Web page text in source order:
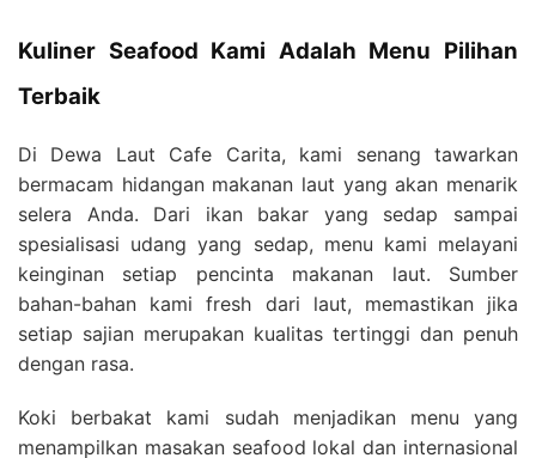
Kuliner Seafood Kami Adalah Menu Pilihan
Terbaik
Di Dewa Laut Cafe Carita, kami senang tawarkan
bermacam hidangan makanan laut yang akan menarik
selera Anda. Dari ikan bakar yang sedap sampai
spesialisasi udang yang sedap, menu kami melayani
keinginan setiap pencinta makanan laut. Sumber
bahan-bahan kami fresh dari laut, memastikan jika
setiap sajian merupakan kualitas tertinggi dan penuh
dengan rasa.
Koki berbakat kami sudah menjadikan menu yang
menampilkan masakan seafood lokal dan internasional